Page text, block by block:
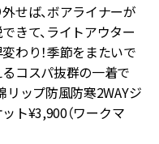
せば、ボアライナーが
きて、ライトアウター
わり！季節をまたいで
コスパ抜群の一着で
リップ防風防寒2WAYジ
ト¥3,900（ワークマ